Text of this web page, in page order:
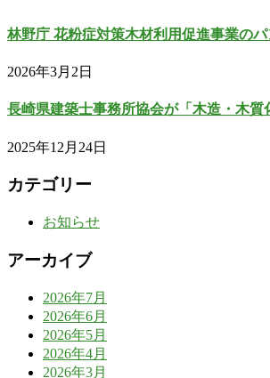
林野庁 花粉症対策木材利用促進事業の
2026年3月2日
長崎県建築士事務所協会が「木造・木
2025年12月24日
カテゴリー
お知らせ
アーカイブ
2026年7月
2026年6月
2026年5月
2026年4月
2026年3月